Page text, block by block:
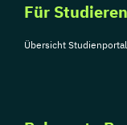
Für
Übersicht